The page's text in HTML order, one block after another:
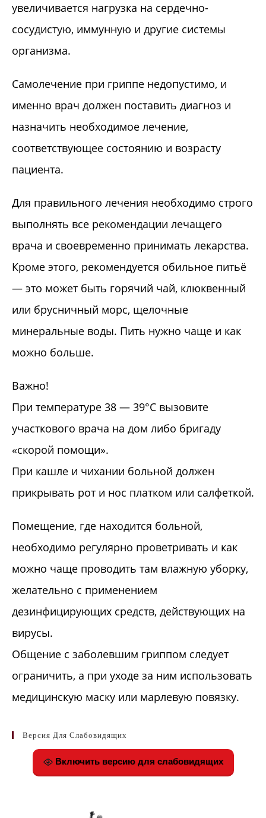
увеличивается нагрузка на сердечно-
сосудистую, иммунную и другие системы
организма.
Самолечение при гриппе недопустимо, и
именно врач должен поставить диагноз и
назначить необходимое лечение,
соответствующее состоянию и возрасту
пациента.
Для правильного лечения необходимо строго
выполнять все рекомендации лечащего
врача и своевременно принимать лекарства.
Кроме этого, рекомендуется обильное питьё
— это может быть горячий чай, клюквенный
или брусничный морс, щелочные
минеральные воды. Пить нужно чаще и как
можно больше.
Важно!
При температуре 38 — 39°С вызовите
участкового врача на дом либо бригаду
«скорой помощи».
При кашле и чихании больной должен
прикрывать рот и нос платком или салфеткой.
Помещение, где находится больной,
необходимо регулярно проветривать и как
можно чаще проводить там влажную уборку,
желательно с применением
дезинфицирующих средств, действующих на
вирусы.
Общение с заболевшим гриппом следует
ограничить, а при уходе за ним использовать
медицинскую маску или марлевую повязку.
Версия Для Слабовидящих
Включить версию для слабовидящих